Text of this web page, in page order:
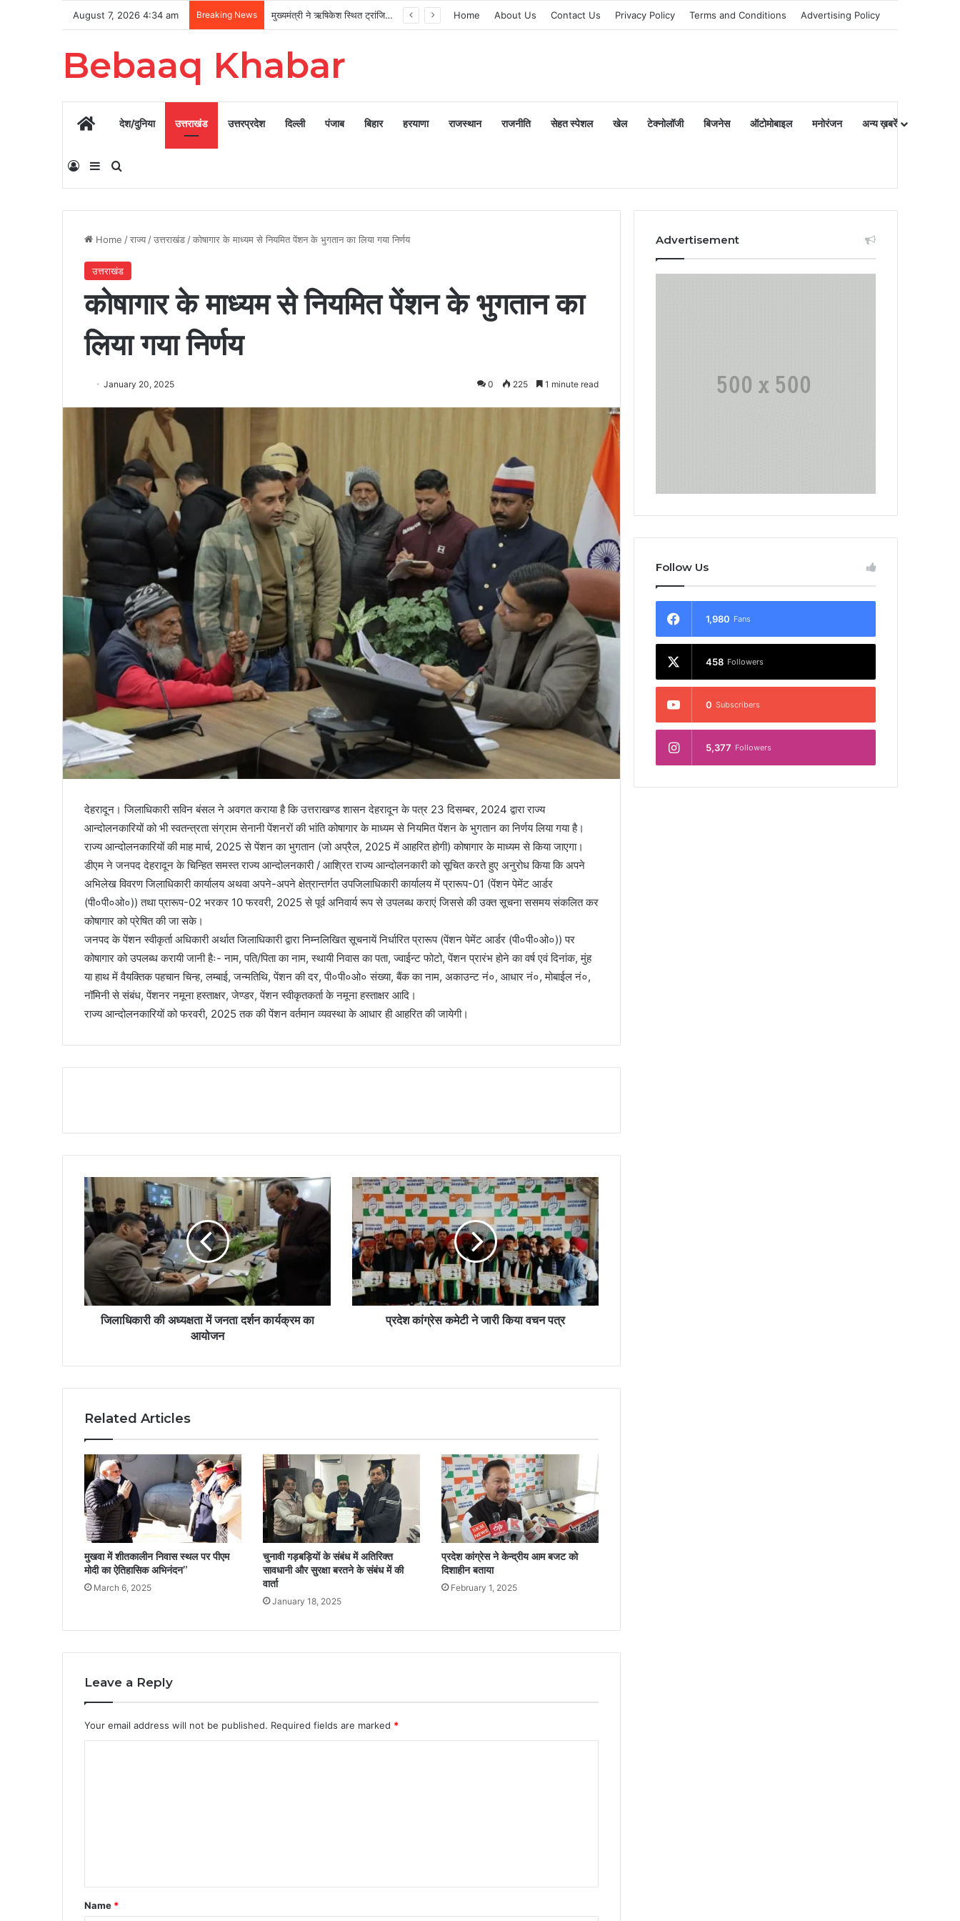
August 7, 2026 4:34 am Breaking News मुख्यमंत्री ने ऋषिकेश स्थित ट्रांजिट कैंप का किया औचक निरीक्षण Home About Us Contact Us Privacy Policy Terms and Conditions Advertising Policy
Bebaaq Khabar
Homeदेश/दुनिया उत्तराखंड उत्तरप्रदेश दिल्ली पंजाब बिहार हरयाणा राजस्थान राजनीति सेहत स्पेशल खेल टेक्नोलॉजी बिजनेस ऑटोमोबाइल मनोरंजन अन्य ख़बरें
Log InSidebarSearch for
Home /राज्य /उत्तराखंड /कोषागार के माध्यम से नियमित पेंशन के भुगतान का लिया गया निर्णय
उत्तराखंड
कोषागार के माध्यम से नियमित पेंशन के भुगतान का
लिया गया निर्णय
January 20, 2025 0 225 1 minute read
देहरादून। जिलाधिकारी सविन बंसल ने अवगत कराया है कि उत्तराखण्ड शासन देहरादून के पत्र 23 दिसम्बर, 2024 द्वारा राज्य
आन्दोलनकारियों को भी स्वतन्त्रता संग्राम सेनानी पेंशनरों की भांति कोषागार के माध्यम से नियमित पेंशन के भुगतान का निर्णय लिया गया है।
राज्य आन्दोलनकारियों की माह मार्च, 2025 से पेंशन का भुगतान (जो अप्रैल, 2025 में आहरित होगी) कोषागार के माध्यम से किया जाएगा।
डीएम ने जनपद देहरादून के चिन्हित समस्त राज्य आन्दोलनकारी / आश्रित राज्य आन्दोलनकारी को सूचित करते हुए अनुरोध किया कि अपने
अभिलेख विवरण जिलाधिकारी कार्यालय अथवा अपने-अपने क्षेत्रान्तर्गत उपजिलाधिकारी कार्यालय में प्रारूप-01 (पेंशन पेमेंट आर्डर
(पी०पी०ओ०)) तथा प्रारूप-02 भरकर 10 फरवरी, 2025 से पूर्व अनिवार्य रूप से उपलब्ध कराएं जिससे की उक्त सूचना ससमय संकलित कर
कोषागार को प्रेषित की जा सके।
जनपद के पेंशन स्वीकृर्ता अधिकारी अर्थात जिलाधिकारी द्वारा निम्नलिखित सूचनायें निर्धारित प्रारूप (पेंशन पेमेंट आर्डर (पी०पी०ओ०)) पर
कोषागार को उपलब्ध करायी जानी हैः- नाम, पति/पिता का नाम, स्थायी निवास का पता, ज्वाईन्ट फोटो, पेंशन प्रारंभ होने का वर्ष एवं दिनांक, मुंह
या हाथ में वैयक्तिक पहचान चिन्ह, लम्बाई, जन्मतिथि, पेंशन की दर, पी०पी०ओ० संख्या, बैंक का नाम, अकाउन्ट नं०, आधार नं०, मोबाईल नं०,
नॉमिनी से संबंध, पेंशनर नमूना हस्ताक्षर, जेण्डर, पेंशन स्वीकृतकर्ता के नमूना हस्ताक्षर आदि।
राज्य आन्दोलनकारियों को फरवरी, 2025 तक की पेंशन वर्तमान व्यवस्था के आधार ही आहरित की जायेगी।
जिलाधिकारी की अध्यक्षता में जनता दर्शन कार्यक्रम का
आयोजन
प्रदेश कांग्रेस कमेटी ने जारी किया वचन पत्र
Related Articles
मुखवा में शीतकालीन निवास स्थल पर पीएम
मोदी का ऐतिहासिक अभिनंदन”
March 6, 2025
चुनावी गड़बड़ियों के संबंध में अतिरिक्त
सावधानी और सुरक्षा बरतने के संबंध में की
वार्ता
January 18, 2025
प्रदेश कांग्रेस ने केन्द्रीय आम बजट को
दिशाहीन बताया
February 1, 2025
Leave a Reply
Your email address will not be published. Required fields are marked *
*
Name *
Advertisement
Follow Us
1,980 Fans
458 Followers
0 Subscribers
5,377 Followers